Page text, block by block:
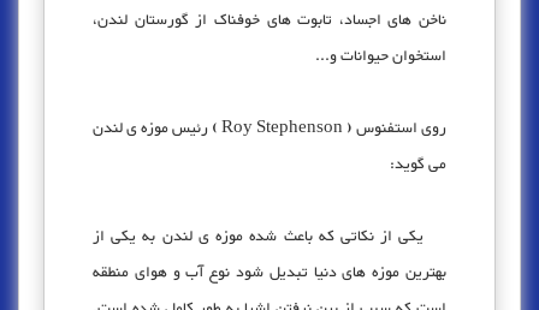
ناخن های اجساد، تابوت های خوفناک از گورستان لندن،
استخوان حیوانات و...
روی استفنوس ( Roy Stephenson ) رئیس موزه ی لندن
می گوید:
یکی از نکاتی که باعث شده موزه ی لندن به یکی از
بهترین موزه های دنیا تبدیل شود نوع آب و هوای منطقه